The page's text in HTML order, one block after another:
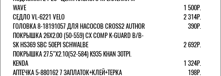
WAVE
1 500Р.
СЕДЛО VL-6221 VELO
2 314Р.
ГОЛОВКА 8-18191057 ДЛЯ НАСОСОВ CROSS2 AUTHOR
390Р.
ПОКРЫШКА 26X2.00 (50-559) CX COMP K-GUARD B/B-
SK HS369 SBC 50EPI SCHWALBE
2 692Р.
ПОКРЫШКА 27.5"Х2.10(52-584) K935 KHAN 30TPI.
KENDA
1 324Р.
АПТЕЧКА 5-880162 7 ЗАПЛАТОК+КЛЕЙ+ТЕРКА
198Р.